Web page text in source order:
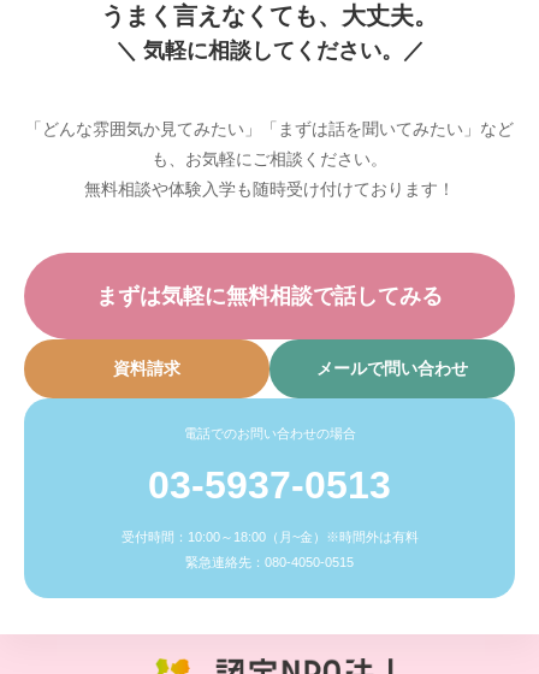
うまく言えなくても、大丈夫。
＼ 気軽に相談してください。／
「どんな雰囲気か見てみたい」「まずは話を聞いてみたい」など
も、お気軽にご相談ください。
無料相談や体験入学も随時受け付けております！
まずは気軽に無料相談で話してみる
資料請求 メールで問い合わせ
電話でのお問い合わせの場合
03-5937-0513
受付時間：10:00～18:00（月~金）※時間外は有料
緊急連絡先：080-4050-0515